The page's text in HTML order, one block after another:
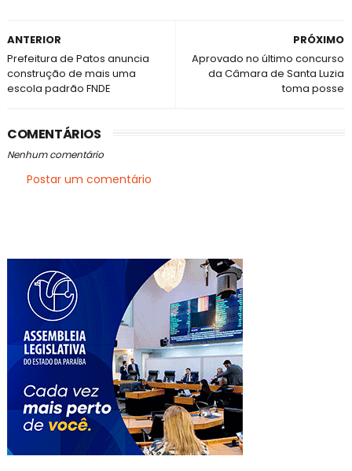
PRÓXIMO
Aprovado no último concurso
da Câmara de Santa Luzia
toma posse
ANTERIOR
Prefeitura de Patos anuncia
construção de mais uma
escola padrão FNDE
COMENTÁRIOS
Nenhum comentário
Postar um comentário